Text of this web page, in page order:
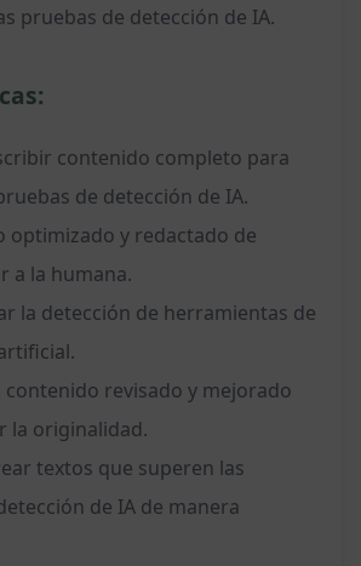
pruebas de detección de IA.
contenido completo para
de detección de IA.
optimizado y redactado de
a la humana.
la detección de herramientas de
revisado y mejorado
la originalidad.
textos que superen las
de IA de manera